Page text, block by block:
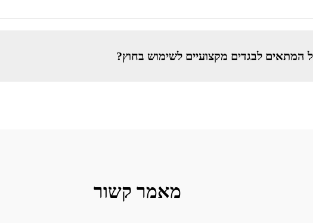
המתאים לבגדים מקצועיים לשימוש בחוץ?
מאמר קשור